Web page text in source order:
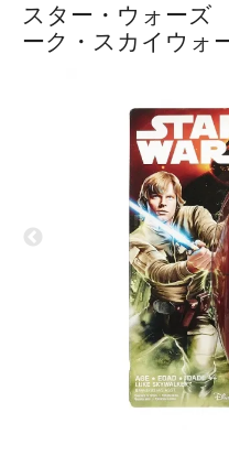
スター・ウォー
ーク・スカイウォ